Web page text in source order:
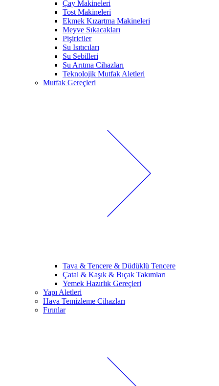
Çay Makineleri
Tost Makineleri
Ekmek Kızartma Makineleri
Meyve Sıkacakları
Pişiriciler
Su Isıtıcıları
Su Sebilleri
Su Arıtma Cihazları
Teknolojik Mutfak Aletleri
Mutfak Gereçleri
Tava & Tencere & Düdüklü Tencere
Çatal & Kaşık & Bıçak Takımları
Yemek Hazırlık Gereçleri
Yapı Aletleri
Hava Temizleme Cihazları
Fırınlar